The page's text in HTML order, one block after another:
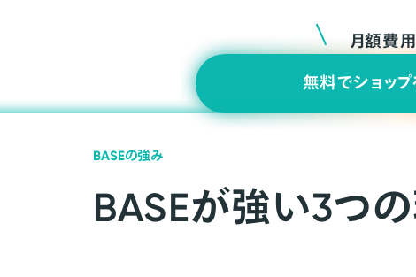
月額費
無料でショッ
BASEの強み
BASEが強い3つ